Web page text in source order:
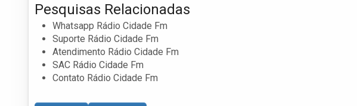
Pesquisas Relacionadas
Whatsapp Rádio Cidade Fm
Suporte Rádio Cidade Fm
Atendimento Rádio Cidade Fm
SAC Rádio Cidade Fm
Contato Rádio Cidade Fm